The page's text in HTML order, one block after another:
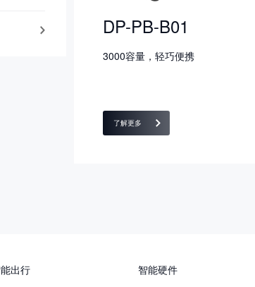
DP-PB-B01
3000容量，轻巧便携
了解更多
出行 智能硬件